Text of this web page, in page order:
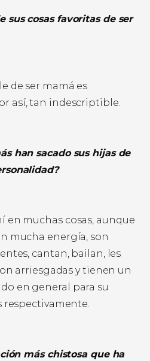
sus cosas favoritas de ser
de ser mamá es
así, tan indescriptible.
han sacado sus hijas de
en muchas cosas, aunque
mucha energía, son
cantan, bailan, les
arriesgadas y tienen un
en general para su
respectivamente.
más chistosa que ha